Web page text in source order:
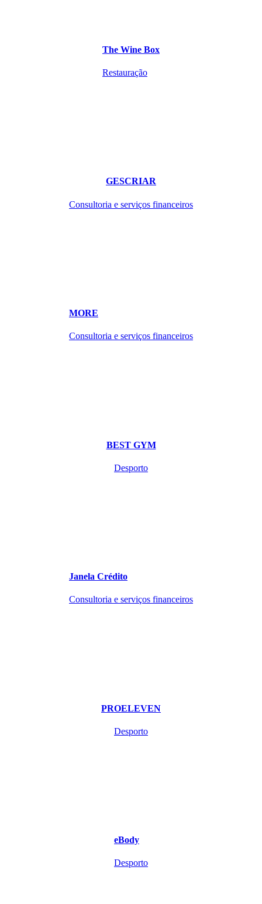
The Wine Box
Restauração
GESCRIAR
Consultoria e serviços financeiros
MORE
Consultoria e serviços financeiros
BEST GYM
Desporto
Janela Crédito
Consultoria e serviços financeiros
PROELEVEN
Desporto
eBody
Desporto